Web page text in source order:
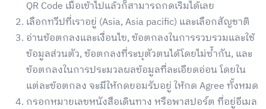
QR Code เมื่อเข้าไปแล้วก็สามารถกดเริ่มได้เลย
เลือกทวีปที่เราอยู่ (Asia, Asia pacific) และเลือกสัญชาติ
อ่านข้อตกลงและเงื่อนไข, ข้อตกลงในการรวบรวมและใช้
ข้อมูลส่วนตัว, ข้อตกลงที่ระบุตัวตนได้โดยไม่ซ้ำกัน, และ
ข้อตกลงในการประมวลผลข้อมูลที่ละเอียดอ่อน โดยใน
แต่ละข้อตกลง จะมีให้กดยอมรับอยู่ ให้กด Agree ทั้งหมด
กรอกหมายเลขหนังสือเดินทาง หรือพาสปอร์ต ที่อยู่อีเมล